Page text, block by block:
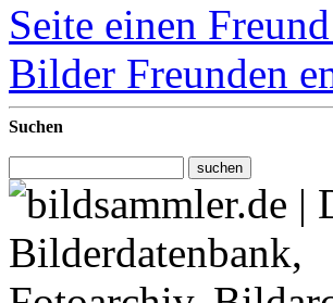
Seite einen
Bilder Freunden
Suchen